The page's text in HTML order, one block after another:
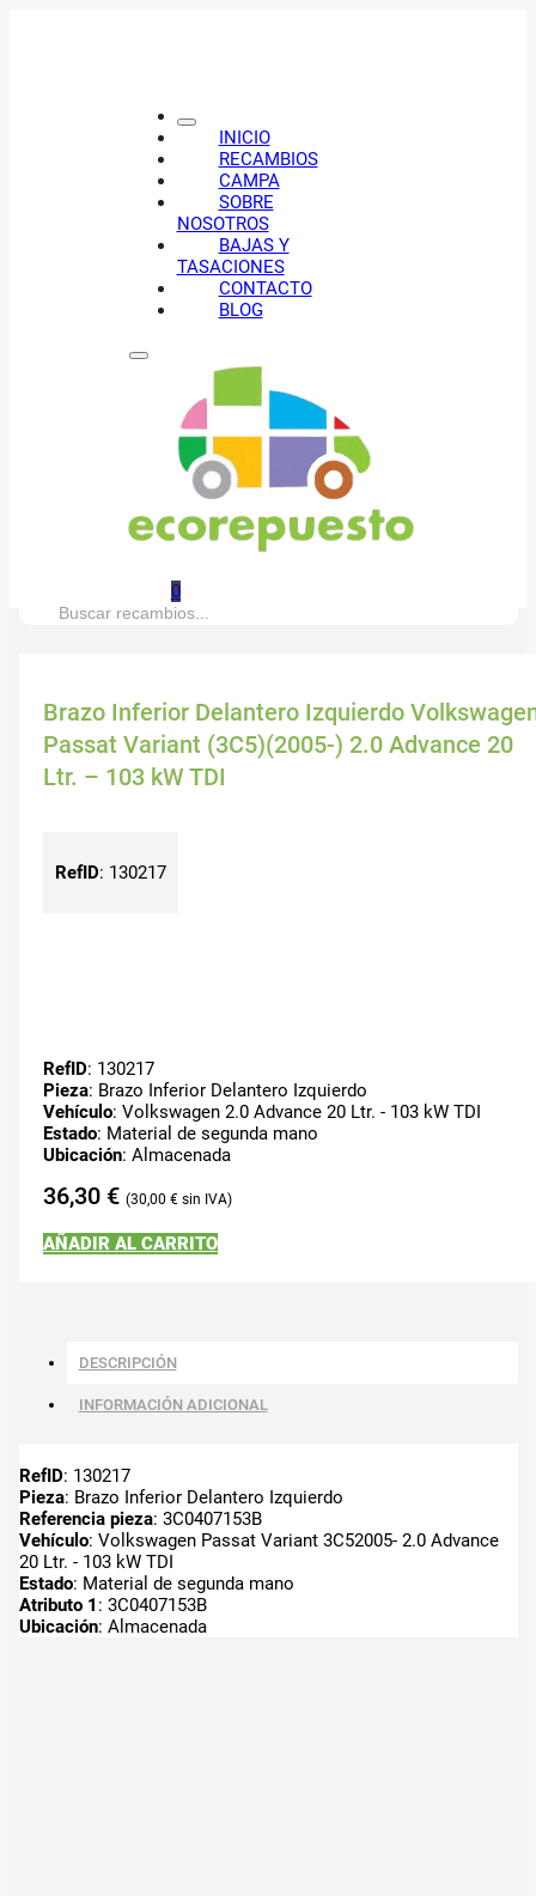
INICIO
RECAMBIOS
CAMPA
SOBRE
NOSOTROS
BAJAS Y
TASACIONES
CONTACTO
BLOG
0
Buscar:
Brazo Inferior Delantero Izquierdo
Passat Variant (3C5)(2005-) 2.0 Advance 20
Ltr. – 103 kW TDI
RefID: 130217
RefID: 130217
Pieza: Brazo Inferior Delantero Izquierdo
Vehículo: Volkswagen 2.0 Advance 20 Ltr. - 103 kW TDI
Estado: Material de segunda mano
Ubicación: Almacenada
36,30 € 30,00 €
AÑADIR AL CARRITO
DESCRIPCIÓN
INFORMACIÓN ADICIONAL
RefID: 130217
Pieza: Brazo Inferior Delantero Izquierdo
Referencia pieza: 3C0407153B
Vehículo: Volkswagen Passat Variant 3C52005- 2.0 Advance
20 Ltr. - 103 kW TDI
Estado: Material de segunda mano
Atributo 1 : 3C0407153B
Ubicación: Almacenada